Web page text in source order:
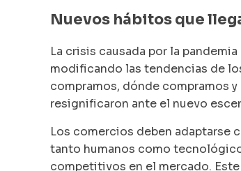
Nuevos hábitos que
La crisis causada por la
modificando las tendencias de
compramos, dónde compramos
resignificaron ante el nuevo
Los comercios deben adaptarse
tanto humanos como
competitivos en el mercado.